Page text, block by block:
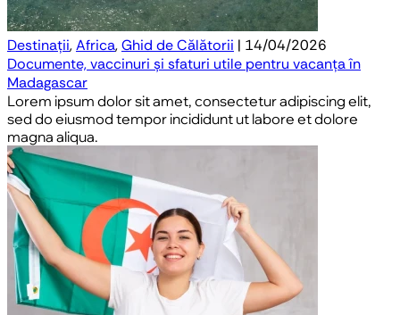
Destinații,Africa,Ghid de Călătorii | 14/04/2026
Documente, vaccinuri și sfaturi utile pentru vacanța în
Madagascar
Lorem ipsum dolor sit amet, consectetur adipiscing elit,
sed do eiusmod tempor incididunt ut labore et dolore
magna aliqua.